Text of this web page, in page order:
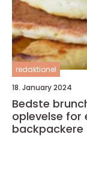
redaktionel
18. January 2024
Bedste
oplevelse for
backpackere